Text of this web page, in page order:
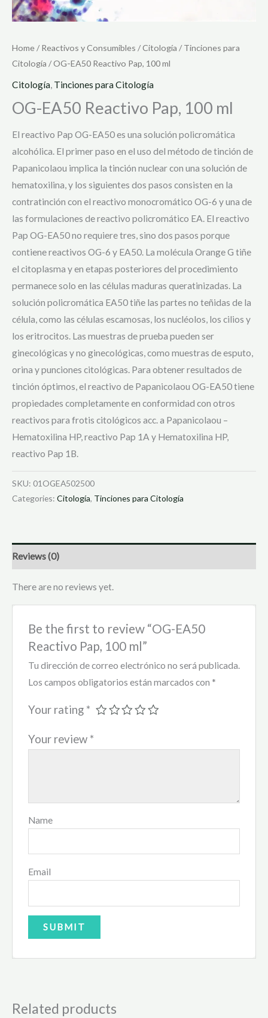
Home/Reactivos y Consumibles /Citología /Tinciones para
Citología / OG-EA50 Reactivo Pap, 100 ml
Citología Tinciones para Citología
OG-EA50 Reactivo Pap, 100 ml
El reactivo Pap OG-EA50 es una solución policromática
alcohólica. El primer paso en el uso del método de tinción de
Papanicolaou implica la tinción nuclear con una solución de
hematoxilina, y los siguientes dos pasos consisten en la
contratinción con el reactivo monocromático OG-6 y una de
las formulaciones de reactivo policromático EA. El reactivo
Pap OG-EA50 no requiere tres, sino dos pasos porque
contiene reactivos OG-6 y EA50. La molécula Orange G tiñe
el citoplasma y en etapas posteriores del procedimiento
permanece solo en las células maduras queratinizadas. La
solución policromática EA50 tiñe las partes no teñidas de la
célula, como las células escamosas, los nucléolos, los cilios y
los eritrocitos. Las muestras de prueba pueden ser
ginecológicas y no ginecológicas, como muestras de esputo,
orina y punciones citológicas. Para obtener resultados de
tinción óptimos, el reactivo de Papanicolaou OG-EA50 tiene
propiedades completamente en conformidad con otros
reactivos para frotis citológicos acc. a Papanicolaou –
Hematoxilina HP, reactivo Pap 1A y Hematoxilina HP,
reactivo Pap 1B.
SKU: 01OGEA502500
Categories: Citología, Tinciones para Citología
Reviews (0)
There are no reviews yet.
Be the first to review “OG-EA50
Reactivo Pap, 100 ml”
Tu dirección de correo electrónico no será publicada.
Los campos obligatorios están marcados con *
Your rating *
Your review *
Name
Email
Related products